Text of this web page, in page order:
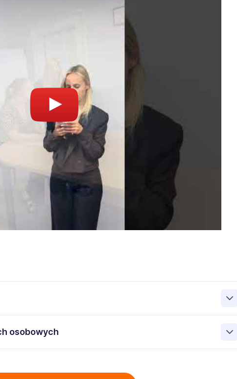
zawartych w zgłoszeniu rekrutacyjnym w celu prowadzenia rekrutacji
osobowych
62 , NIP: 5471988634 zawartych w załączonych dokumentach